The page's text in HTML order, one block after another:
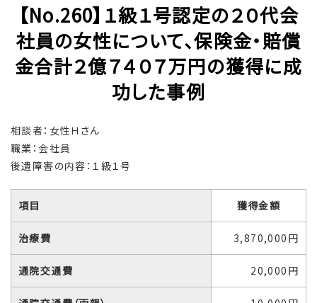
【No.260】１級１号認定の２０代会
社員の女性について、保険金・賠償
金合計２億７４０７万円の獲得に成
功した事例
相談者：女性Ｈさん
職業：会社員
後遺障害の内容：１級１号
項目 獲得金額
治療費 3,870,000円
通院交通費 20,000円